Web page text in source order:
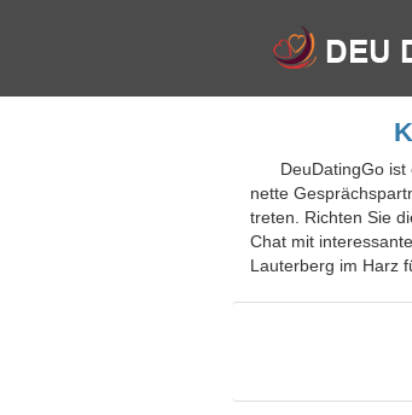
DeuDatingGo
nette
treten. Richten Sie
Chat mit
Lauterberg im Harz